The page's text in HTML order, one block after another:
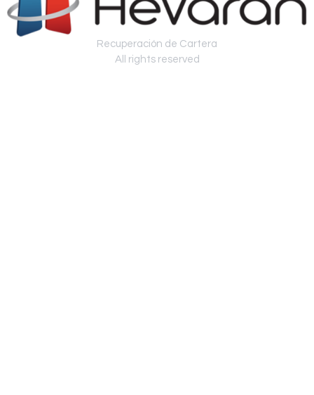
Recuperación de Cartera
All rights reserved